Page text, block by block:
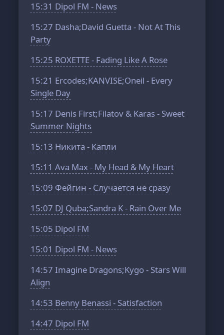
15:31 Dipol FM - News
15:27 Dasha;David Guetta - Not At This
Party
15:25 ROXETTE - Fading Like A Rose
15:21 Ercodes;KANVISE;Oneil - Every
Single Day
15:17 Denis First;Filatov & Karas - Sweet
Summer Nights
15:13 Никита - Капли
15:11 Ava Max - My Head & My Heart
15:09 Фейгин - Случается не сразу
15:07 DJ Quba;Sandra K - Rain Over Me
15:05 Dipol FM
15:01 Dipol FM - News
14:57 Imagine Dragons;Kygo - Stars Will
Align
14:53 Benny Benassi - Satisfaction
14:47 Dipol FM